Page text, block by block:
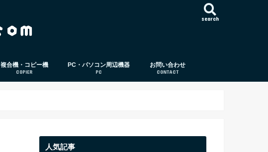
search
複合機・コピー機
COPIER
PC・パソコン周辺機器
PC
お問い合わせ
CONTACT
人気記事